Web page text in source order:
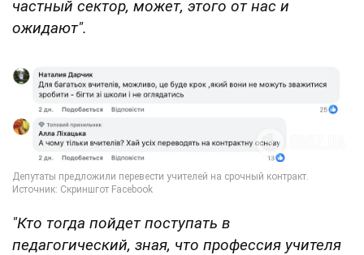
частный сектор, может, этого от нас и
ожидают".
"Кто тогда пойдет поступать в
педагогический, зная, что профессия учителя